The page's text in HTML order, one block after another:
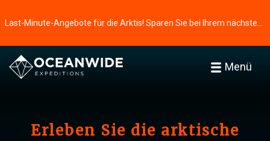
Menü
Erleben Sie die arktische